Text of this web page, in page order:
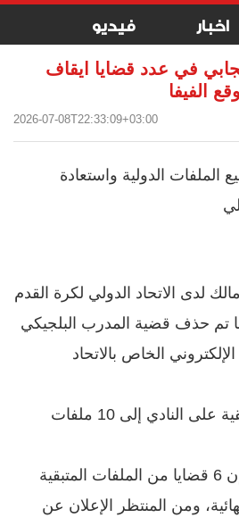
اخبار فيديو
في عدد قضايا ايقاف
الفيفا
2026-07-08T22:33:09+03:00
الدولية واستعادة
لدى الاتحاد الدولي لكرة القدم
تم حذف قضية المدرب البلجيكي
الخاص بالاتحاد
النادي إلى 10 ملفات
وبحسب المعلومات، فإن 6 قضايا من الملفات المتبقية
ومن المنتظر الإعلان عن